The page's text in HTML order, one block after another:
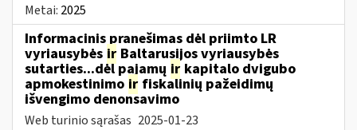
Metai: 2025
Informacinis pranešimas dėl priimto LR
vyriausybės ir Baltarusijos vyriausybės
sutarties...dėl pajamų ir kapitalo dvigubo
apmokestinimo ir fiskalinių pažeidimų
išvengimo denonsavimo
Web turinio sąrašas 2025-01-23